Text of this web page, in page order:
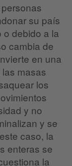
su país
o debido a la
cambia de
en una
masas
los
y no
y se
caso, la
enteras se
la